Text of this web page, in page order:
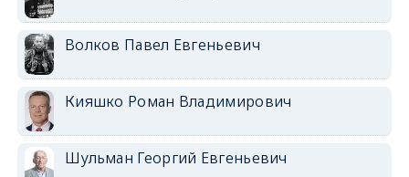
Волков Павел Евгеньевич
Кияшко Роман Владимирович
Шульман Георгий Евгеньевич